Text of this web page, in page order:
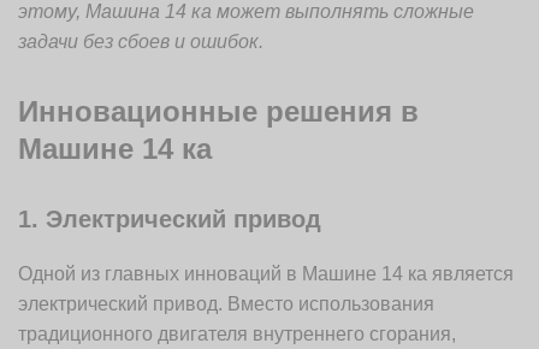
этому, Машина 14 ка может выполнять сложные
задачи без сбоев и ошибок.
Инновационные решения в
Машине 14 ка
1. Электрический привод
Одной из главных инноваций в Машине 14 ка является
электрический привод. Вместо использования
традиционного двигателя внутреннего сгорания,